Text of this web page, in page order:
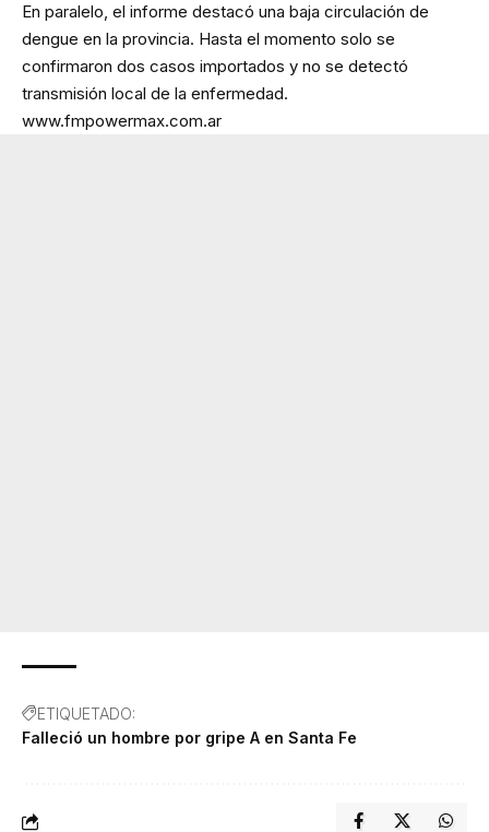
En paralelo, el informe destacó una baja circulación de
dengue en la provincia. Hasta el momento solo se
confirmaron dos casos importados y no se detectó
transmisión local de la enfermedad.
www.fmpowermax.com.ar
ETIQUETADO:
Falleció un hombre por gripe A en Santa Fe